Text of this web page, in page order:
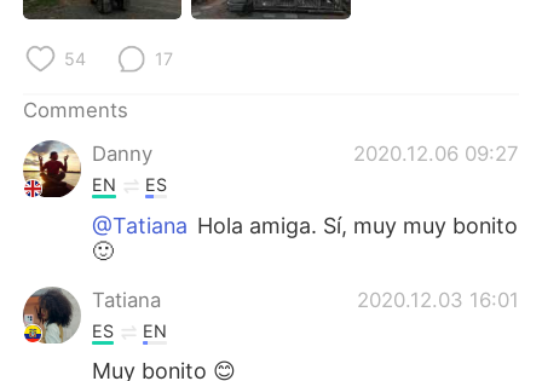
Türkçe Tiếng Việt
54 17
Comments
Danny
2020.12.06 09:27
EN ES
@Tatiana Hola amiga. Sí, muy muy bonito
🙂
Tatiana 2020.12.03 16:01
ES EN
Muy bonito 😊